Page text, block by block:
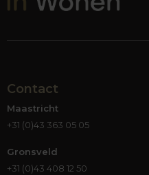
Contact
Maastricht
+31 (0)43 363 05 05
Gronsveld
+31 (0)43 408 12 50